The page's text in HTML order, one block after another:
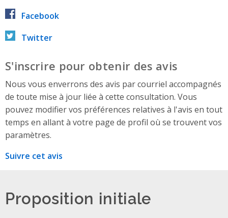
Facebook
Twitter
S'inscrire pour obtenir des avis
Nous vous enverrons des avis par courriel accompagnés
de toute mise à jour liée à cette consultation. Vous
pouvez modifier vos préférences relatives à l'avis en tout
temps en allant à votre page de profil où se trouvent vos
paramètres.
Suivre cet avis
Proposition initiale